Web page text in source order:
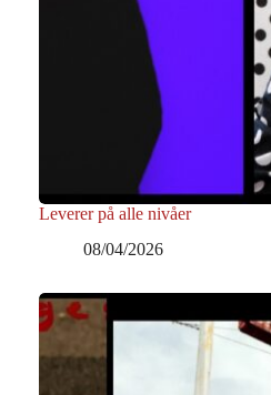
Leverer på alle nivåer
08/04/2026